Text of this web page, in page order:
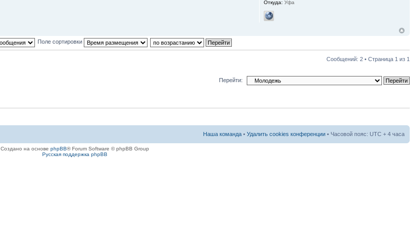
Откуда: Уфа
Поле сортировки
Сообщений: 2 • Страница 1 из 1
Перейти:
Наша команда • Удалить cookies конференции • Часовой пояс: UTC + 4 часа
Создано на основе phpBB® Forum Software © phpBB Group
Русская поддержка phpBB